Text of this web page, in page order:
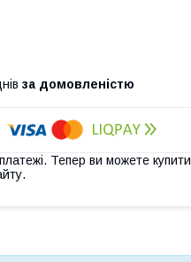
за домовленістю
Тепер ви можете купити